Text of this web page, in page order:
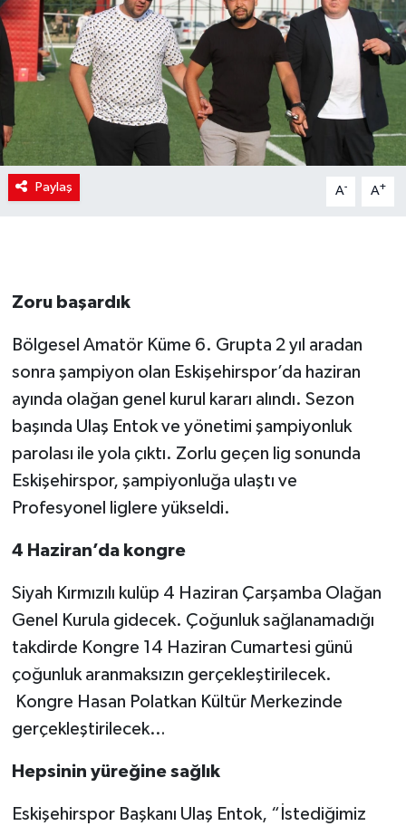
Paylaş A- A+
Zoru başardık
Bölgesel Amatör Küme 6. Grupta 2 yıl aradan
sonra şampiyon olan Eskişehirspor’da haziran
ayında olağan genel kurul kararı alındı. Sezon
başında Ulaş Entok ve yönetimi şampiyonluk
parolası ile yola çıktı. Zorlu geçen lig sonunda
Eskişehirspor, şampiyonluğa ulaştı ve
Profesyonel liglere yükseldi.
4 Haziran’da kongre
Siyah Kırmızılı kulüp 4 Haziran Çarşamba Olağan
Genel Kurula gidecek. Çoğunluk sağlanamadığı
takdirde Kongre 14 Haziran Cumartesi günü
çoğunluk aranmaksızın gerçekleştirilecek.
Kongre Hasan Polatkan Kültür Merkezinde
gerçekleştirilecek…
Hepsinin yüreğine sağlık
Eskişehirspor Başkanı Ulaş Entok, “İstediğimiz